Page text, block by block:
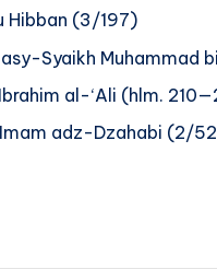
Hibban (3/197)
Syaikh Muhammad
al-‘Ali (hlm.
adz-Dzahabi (2/